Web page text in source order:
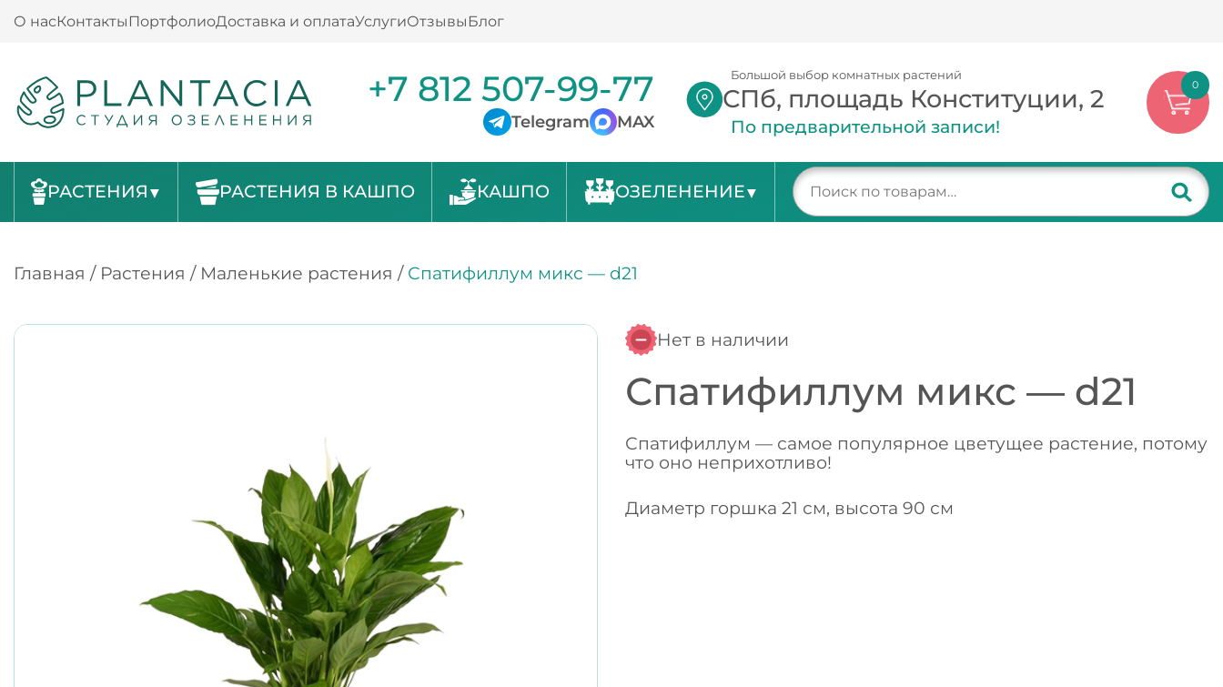
О насКонтакты ПортфолиоДоставка и оплатаУслугиОтзывы Блог
+7 812 507-99-77
Telegram MAX
Большой выбор комнатных растений
СПб, площадь Конституции, 2
По предварительной записи!
0
РАСТЕНИЯ РАСТЕНИЯ В КАШПО КАШПО ОЗЕЛЕНЕНИЕ
Главная / Растения / Маленькие растения / Спатифиллум микс — d21
Нет в наличии
Спатифиллум микс — d21
Спатифиллум — самое популярное цветущее растение, потому
что оно неприхотливо!
Диаметр горшка 21 см, высота 90 см